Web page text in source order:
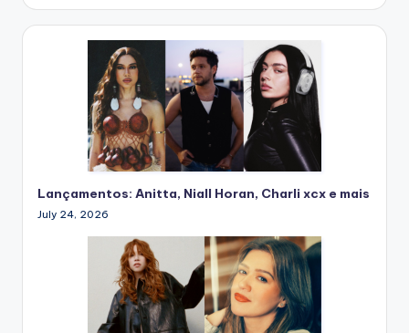
Lançamentos: Anitta, Niall Horan, Charli xcx e mais
July 24, 2026